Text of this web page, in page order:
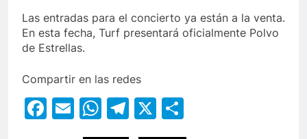
Las entradas para el concierto ya están a la venta.
En esta fecha, Turf presentará oficialmente Polvo
de Estrellas.
Compartir en las redes
Facebook
EmailWhatsApp
Telegram
X